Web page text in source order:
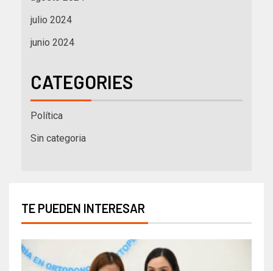
julio 2024
junio 2024
CATEGORIES
Política
Sin categoria
TE PUEDEN INTERESAR